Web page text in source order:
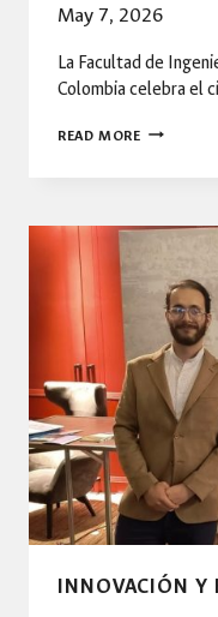
May 7, 2026
La Facultad de
Colombia celebra el
READ MORELA
ÉXITO
PRIMERA
ETAPA
DEL
DE
INNOVACIÓN Y